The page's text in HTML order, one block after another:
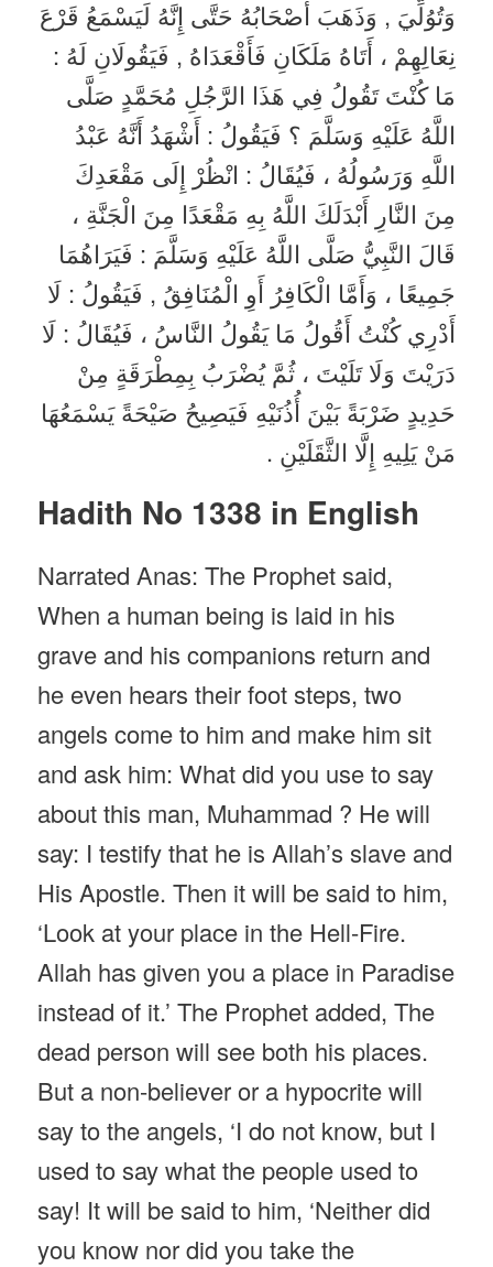
وَتُوُلِّيَ , وَذَهَبَ أَصْحَابُهُ حَتَّى إِنَّهُ لَيَسْمَعُ قَرْعَ
نِعَالِهِمْ ، أَتَاهُ مَلَكَانِ فَأَقْعَدَاهُ , فَيَقُولَانِ لَهُ :
مَا كُنْتَ تَقُولُ فِي هَذَا الرَّجُلِ مُحَمَّدٍ صَلَّى
اللَّهُ عَلَيْهِ وَسَلَّمَ ؟ فَيَقُولُ : أَشْهَدُ أَنَّهُ عَبْدُ
اللَّهِ وَرَسُولُهُ ، فَيُقَالُ : انْظُرْ إِلَى مَقْعَدِكَ
مِنَ النَّارِ أَبْدَلَكَ اللَّهُ بِهِ مَقْعَدًا مِنَ الْجَنَّةِ ،
قَالَ النَّبِيُّ صَلَّى اللَّهُ عَلَيْهِ وَسَلَّمَ : فَيَرَاهُمَا
جَمِيعًا ، وَأَمَّا الْكَافِرُ أَوِ الْمُنَافِقُ , فَيَقُولُ : لَا
أَدْرِي كُنْتُ أَقُولُ مَا يَقُولُ النَّاسُ ، فَيُقَالُ : لَا
دَرَيْتَ وَلَا تَلَيْتَ ، ثُمَّ يُضْرَبُ بِمِطْرَقَةٍ مِنْ
حَدِيدٍ ضَرْبَةً بَيْنَ أُذُنَيْهِ فَيَصِيحُ صَيْحَةً يَسْمَعُهَا
مَنْ يَلِيهِ إِلَّا الثَّقَلَيْنِ .
Hadith No 1338 in English
Narrated Anas: The Prophet said,
When a human being is laid in his
grave and his companions return and
he even hears their foot steps, two
angels come to him and make him sit
and ask him: What did you use to say
about this man, Muhammad ? He will
say: I testify that he is Allah’s slave and
His Apostle. Then it will be said to him,
‘Look at your place in the Hell-Fire.
Allah has given you a place in Paradise
instead of it.’ The Prophet added, The
dead person will see both his places.
But a non-believer or a hypocrite will
say to the angels, ‘I do not know, but I
used to say what the people used to
say! It will be said to him, ‘Neither did
you know nor did you take the